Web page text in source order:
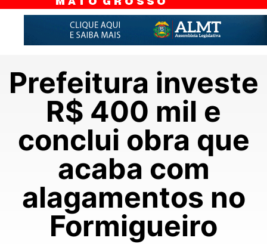
Prefeitura investe
R$ 400 mil e
conclui obra que
acaba com
alagamentos no
Formigueiro